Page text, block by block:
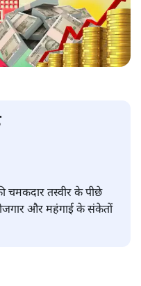
चमकदार तस्वीर के पीछे
और महंगाई के संकेतों